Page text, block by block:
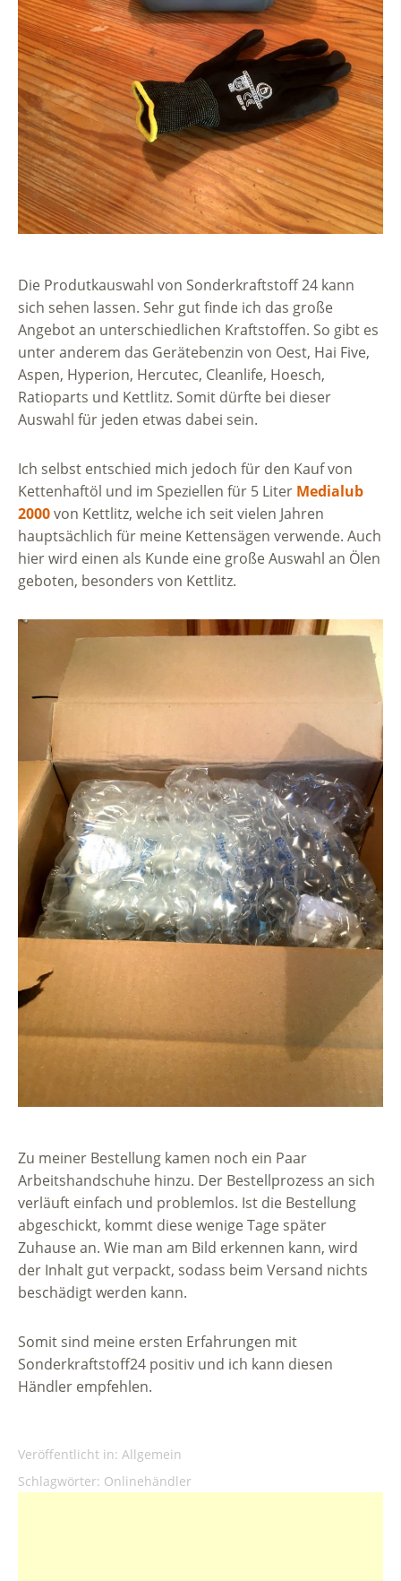
Die Produtkauswahl von Sonderkraftstoff 24 kann
sich sehen lassen. Sehr gut finde ich das große
Angebot an unterschiedlichen Kraftstoffen. So gibt es
unter anderem das Gerätebenzin von Oest, Hai Five,
Aspen, Hyperion, Hercutec, Cleanlife, Hoesch,
Ratioparts und Kettlitz. Somit dürfte bei dieser
Auswahl für jeden etwas dabei sein.
Ich selbst entschied mich jedoch für den Kauf von
Kettenhaftöl und im Speziellen für 5 Liter Medialub
2000von Kettlitz, welche ich seit vielen Jahren
hauptsächlich für meine Kettensägen verwende. Auch
hier wird einen als Kunde eine große Auswahl an Ölen
geboten, besonders von Kettlitz.
Zu meiner Bestellung kamen noch ein Paar
Arbeitshandschuhe hinzu. Der Bestellprozess an sich
verläuft einfach und problemlos. Ist die Bestellung
abgeschickt, kommt diese wenige Tage später
Zuhause an. Wie man am Bild erkennen kann, wird
der Inhalt gut verpackt, sodass beim Versand nichts
beschädigt werden kann.
Somit sind meine ersten Erfahrungen mit
Sonderkraftstoff24 positiv und ich kann diesen
Händler empfehlen.
Veröffentlicht in: Allgemein
Schlagwörter: Onlinehändler